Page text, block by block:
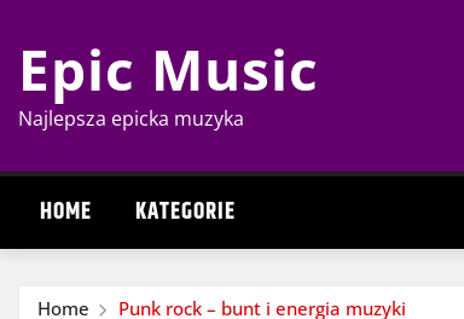
content
Epic Music
Najlepsza epicka muzyka
HOME KATEGORIE
Home Punk rock – bunt i energia muzyki